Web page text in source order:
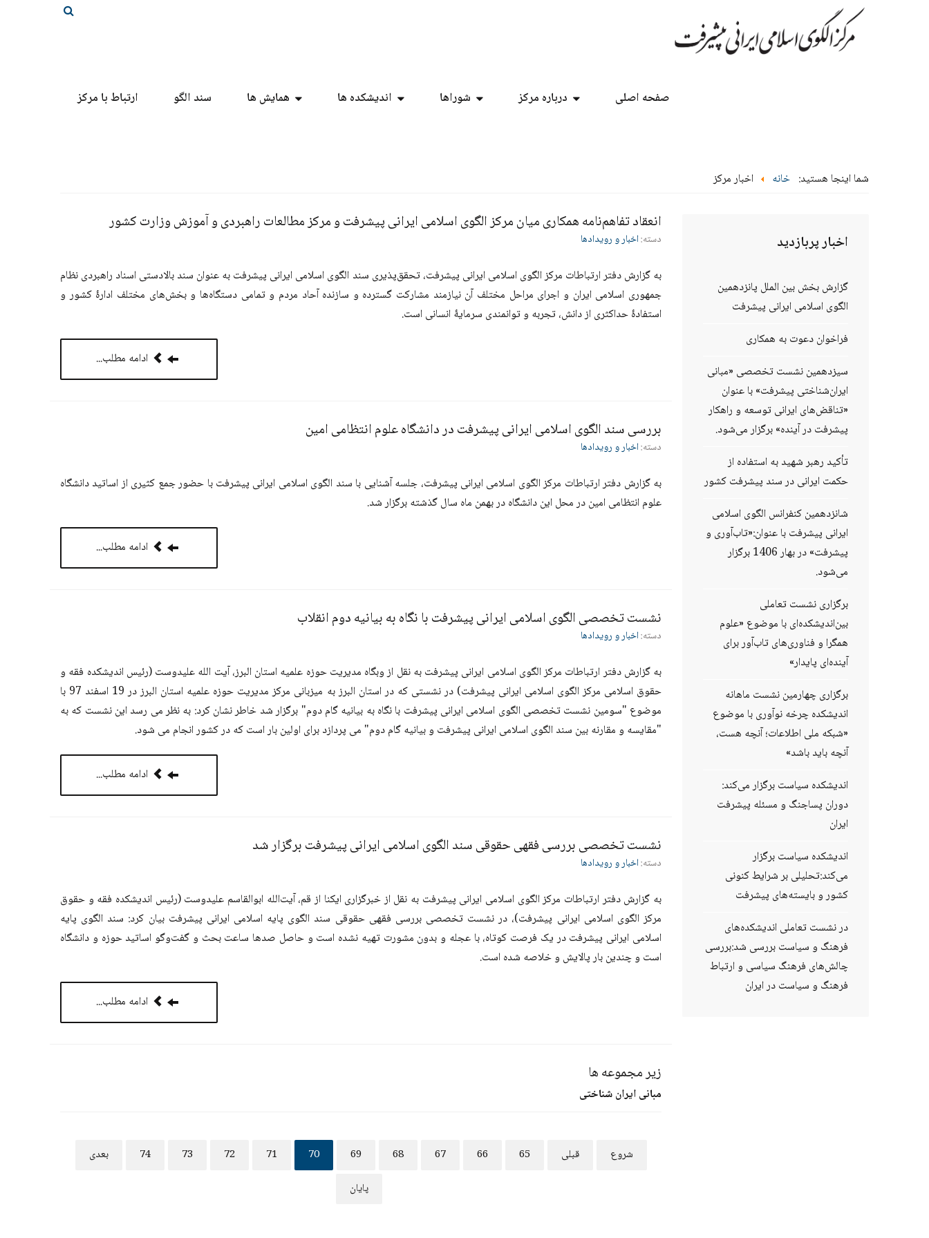
صفحه اصلی درباره مرکز شوراها اندیشکده ها همایش ها سند الگو ارتباط با مرکز
شما اینجا هستید: خانه اخبار مرکز
انعقاد تفاهم‌نامه همكاری میان مركز الگوی اسلامی ايرانی پيشرفت و مركز مطالعات راهبردی و آموزش وزارت كشور
دسته:اخبار و رویدادها
به گزارش دفتر ارتباطات مرکز الگوی اسلامی ایرانی پیشرفت، تحقق‌پذیری سند الگوی اسلامی ایرانی پیشرفت به عنوان سند بالادستی اسناد راهبردی نظام
جمهوری اسلامی ایران و اجرای مراحل مختلف آن نیازمند مشارکت گسترده و سازنده آحاد مردم و تمامی دستگاه‌ها و بخش‌های مختلف ادارۀ کشور و
استفادۀ حداکثری از دانش، تجربه و توانمندی سرمایۀ انسانی است.
ادامه مطلب...
بررسی سند الگوی اسلامی ایرانی پیشرفت در دانشگاه علوم انتظامی امین
دسته:اخبار و رویدادها
به گزارش دفتر ارتباطات مرکز الگوی اسلامی ایرانی پیشرفت، جلسه آشنایی با سند الگوی اسلامی ایرانی پیشرفت با حضور جمع کثیری از اساتید دانشگاه
علوم انتظامی امین در محل این دانشگاه در بهمن ماه سال گذشته برگزار شد.
ادامه مطلب...
نشست تخصصی الگوی اسلامی ایرانی پیشرفت با نگاه به بیانیه دوم انقلاب
دسته:اخبار و رویدادها
به گزارش دفتر ارتباطات مرکز الگوی اسلامی ایرانی پیشرفت به نقل از وبگاه مدیریت حوزه علمیه استان البرز، آیت الله علیدوست (رئیس اندیشکده فقه و
حقوق اسلامی مرکز الگوی اسلامی ایرانی پیشرفت) در نشستی که در استان البرز به میزبانی مرکز مدیریت حوزه علمیه استان البرز در 19 اسفند 97 با
موضوع "سومین نشست تخصصی الگوی اسلامی ایرانی پیشرفت با نگاه به بیانیه گام دوم" برگزار شد خاطر نشان کرد: به نظر می رسد این نشست که به
"مقایسه و مقارنه بین سند الگوی اسلامی ایرانی پیشرفت و بیانیه گام دوم" می پردازد برای اولین بار است که در کشور انجام می شود.
ادامه مطلب...
نشست تخصصی بررسی فقهی حقوقی سند الگوی اسلامی ایرانی پیشرفت برگزار شد
دسته:اخبار و رویدادها
به گزارش دفتر ارتباطات مرکز الگوی اسلامی ایرانی پیشرفت به نقل از خبرگزاری ایکنا از قم، آیت‌الله ابوالقاسم علیدوست (رئیس اندیشکده فقه و حقوق
مرکز الگوی اسلامی ایرانی پیشرفت)، در نشست تخصصی بررسی فقهی حقوقی سند الگوی پایه اسلامی ایرانی پیشرفت بیان کرد: سند الگوی پایه
اسلامی ایرانی پیشرفت در یک فرصت کوتاه، با عجله و بدون مشورت تهیه نشده است و حاصل صدها ساعت بحث و گفت‌وگو اساتید حوزه و دانشگاه
است و چندین بار پالایش و خلاصه شده است.
ادامه مطلب...
زیر مجموعه ها
مبانی ایران شناختی
شروع قبلی 65
66
67
68
69
70
71
72
73
74
بعدی
پایان
اخبارپربازدید
گزارش بخش بین الملل پانزدهمین
الگوی اسلامی ایرانی پیشرفت
فراخوان دعوت به همکاری
سیزدهمین نشست تخصصی «مبانی
ایران‌شناختی پیشرفت» با عنوان
«تناقض‌های ایرانی توسعه و راهکار
پیشرفت در آینده» برگزار می‌شود.
تأکید رهبر شهید به استفاده از
حکمت ایرانی در سند پیشرفت کشور
شانزدهمین کنفرانس الگوی اسلامی
ایرانی پیشرفت با عنوان:«تاب‌آوری و
پیشرفت» در بهار 1406 برگزار
می‌شود.
برگزاری نشست تعاملی
بین‌اندیشکده‌ای با موضوع «علوم
همگرا و فناوری‌های تاب‌آور برای
آینده‌ای پایدار»
برگزاری چهارمین نشست ماهانه
اندیشکده چرخه نوآوری با موضوع
«شبکه ملی اطلاعات؛ آنچه هست،
آنچه باید باشد»
اندیشکده سیاست برگزار می‌کند:
دوران پساجنگ و مسئله پیشرفت
ایران
اندیشکده سیاست برگزار
می‌کند:تحلیلی بر شرایط کنونی
کشور و بایسته‌های پیشرفت
در نشست تعاملی اندیشکده‌های
فرهنگ و سیاست بررسی شد:بررسی
چالش‌های فرهنگ سیاسی و ارتباط
فرهنگ و سیاست در ایران